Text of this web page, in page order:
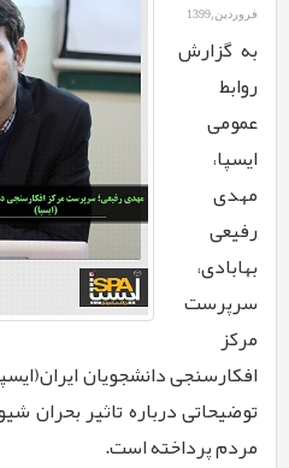
فروردین,1399
به گزارش
روابط
عمومی
ایسپا،
مهدی
رفیعی
بهابادی،
سرپرست
مرکز
افکارسنجی دانشجویان
توضیحاتی درباره تاثیر بحران
مردم پرداخته است.